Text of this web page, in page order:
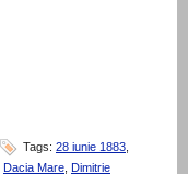
Tags: 28 iunie 1883
Dacia Mare, Dimitrie